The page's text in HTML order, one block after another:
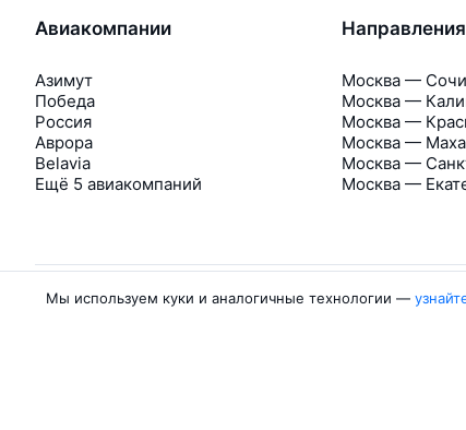
Авиакомпании
Азимут
Победа
Россия
Аврора
Belavia
Ещё 5 авиакомпаний
Направления
Москва — Сочи
Москва —
Москва —
Москва —
Москва —
Москва —
Мы используем куки и аналогичные технологии —